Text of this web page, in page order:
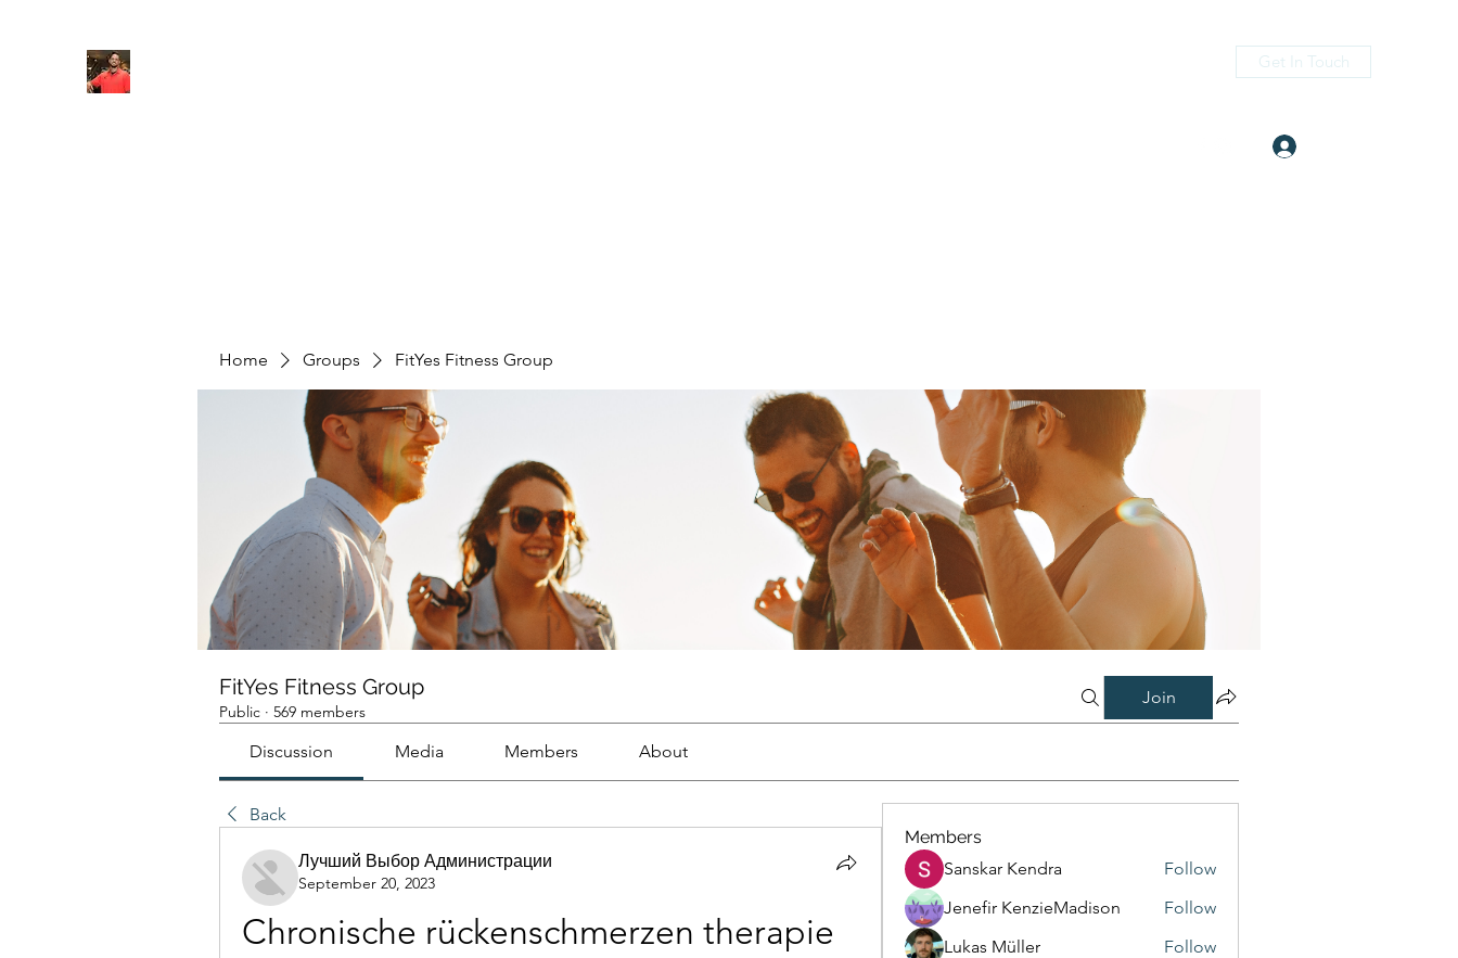
Get In Touch
Home Groups FitYes Fitness Group
FitYes Fitness Group
Public · 569 members
Join
Discussion Media Members About
Back
Лучший Выбор Администрации
September 20, 2023
Chronische rückenschmerzen therapie
Members
Sanskar Kendra
Follow
Jenefir KenzieMadison
Follow
Lukas Müller
Follow